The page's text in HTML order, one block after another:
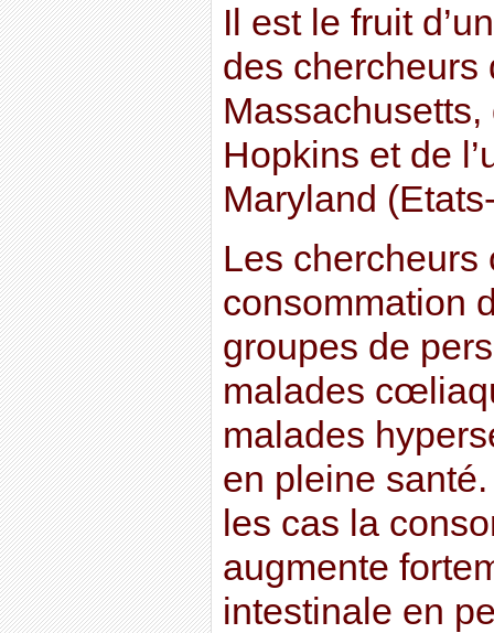
Il est le fruit
des chercheurs
Massachusetts,
Hopkins et de
Maryland
Les chercheurs
consommation
groupes de
malades
malades
en pleine
les cas la
augmente
intestinale en